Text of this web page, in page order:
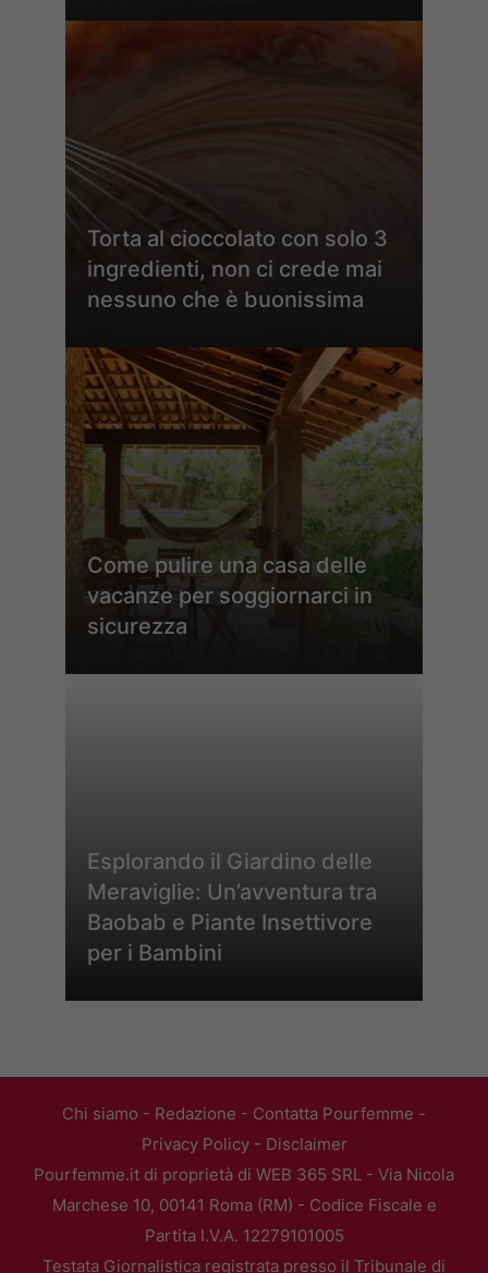
Torta al cioccolato con solo 3
ingredienti, non ci crede mai
nessuno che è buonissima
Come pulire una casa delle
vacanze per soggiornarci in
sicurezza
Esplorando il Giardino delle
Meraviglie: Un’avventura tra
Baobab e Piante Insettivore
per i Bambini
Chi siamo - Redazione - Contatta Pourfemme -
Privacy Policy- Disclaimer
Pourfemme.it di proprietà di WEB 365 SRL - Via Nicola
Marchese 10, 00141 Roma (RM) - Codice Fiscale e
Partita I.V.A. 12279101005
Testata Giornalistica registrata presso il Tribunale di